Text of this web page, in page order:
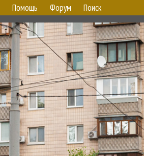
Помощь Форум Поиск